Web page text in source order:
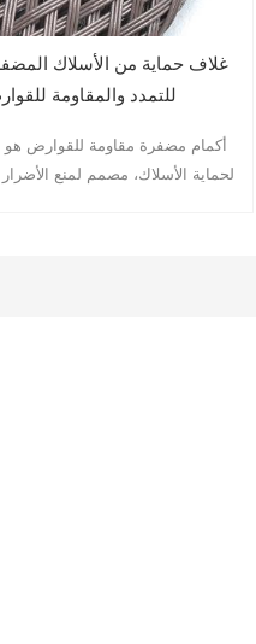
غلاف حماية من الأسلاك
للتمدد والمقاومة
أكمام مضفرة مقاومة للقوارض
لحماية الأسلاك، مصمم لمنع الأضرار